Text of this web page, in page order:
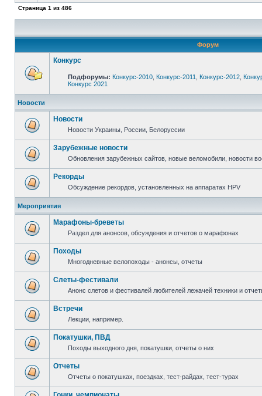
Страница 1 из 486
Форум
Конкурс
Подфорумы: Конкурс-2010 Конкурс-2011 Конкурс-2012
Конкурс 2021
Новости
Новости
Новости Украины, России, Белоруссии
Зарубежные новости
Обновления зарубежных сайтов, новые веломобили, новости
Рекорды
Обсуждение рекордов, установленных на аппаратах HPV
Мероприятия
Марафоны-бреветы
Раздел для анонсов, обсуждения и отчетов о марафонах
Походы
Многодневные велопоходы - анонсы, отчеты
Слеты-фестивали
Анонс слетов и фестивалей любителей лежачей техники и
Встречи
Лекции, например.
Покатушки, ПВД
Походы выходного дня, покатушки, отчеты о них
Отчеты
Отчеты о покатушках, поездках, тест-райдах, тест-турах